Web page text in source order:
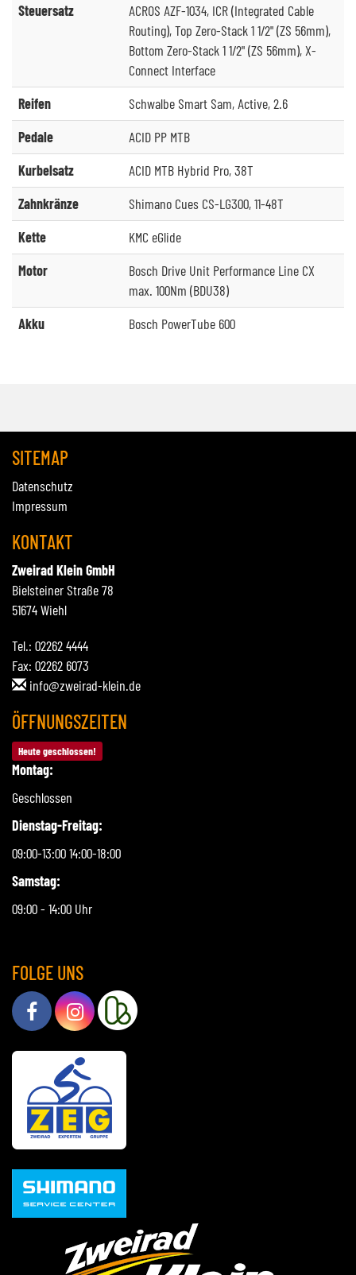
Steuersatz
ACROS AZF-1034, ICR (Integrated Cable
Routing), Top Zero-Stack 1 1/2" (ZS 56mm),
Bottom Zero-Stack 1 1/2" (ZS 56mm), X-
Connect Interface
Reifen
Schwalbe Smart Sam, Active, 2.6
Pedale
ACID PP MTB
Kurbelsatz
ACID MTB Hybrid Pro, 38T
Zahnkränze
Shimano Cues CS-LG300, 11-48T
Kette
KMC eGlide
Motor
Bosch Drive Unit Performance Line CX
max. 100Nm (BDU38)
Akku
Bosch PowerTube 600
SITEMAP
Datenschutz
Impressum
KONTAKT
Zweirad Klein GmbH
Bielsteiner Straße 78
51674 Wiehl
Tel.: 02262 4444
Fax: 02262 6073
info@zweirad-klein.de
ÖFFNUNGSZEITEN
Heute geschlossen!
Montag:
Geschlossen
Dienstag-Freitag:
09:00-13:00 14:00-18:00
Samstag:
09:00 - 14:00 Uhr
FOLGE UNS